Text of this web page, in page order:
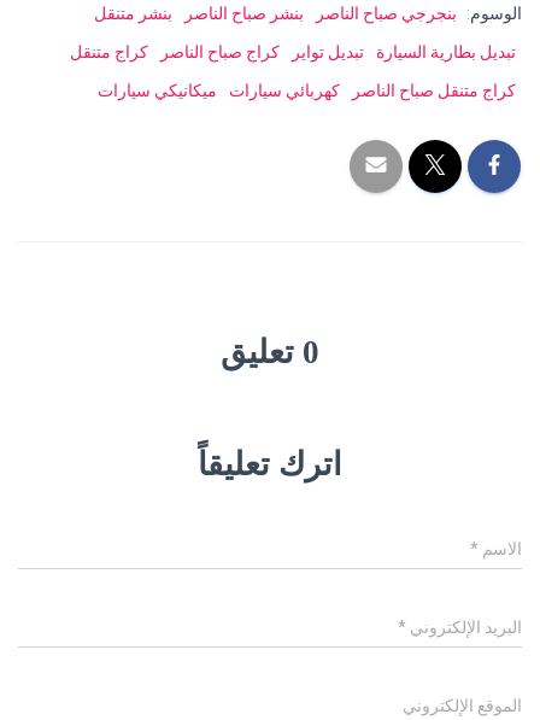
الوسوم: بنجرجي صباح الناصر بنشر صباح الناصر
بنشر متنقل
تبديل بطارية السيارة
تبديل تواير كراج صباح الناصر
كراج متنقل
كراج متنقل صباح الناصر
كهربائي سيارات ميكانيكي سيارات
0 تعليق
اترك تعليقاً
الاسم *
البريد الإلكتروني *
الموقع الإلكتروني